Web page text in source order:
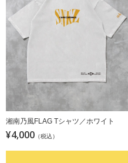
湘南乃風FLAG Tシャツ／ホワイト
¥4,000 （税込）